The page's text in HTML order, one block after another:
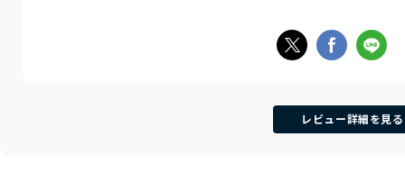
レビュー詳細を見る